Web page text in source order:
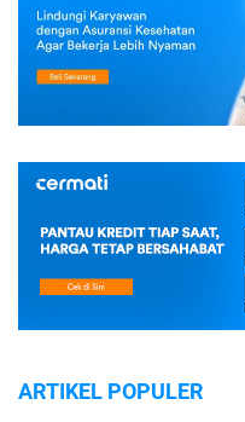
ARTIKEL POPULER